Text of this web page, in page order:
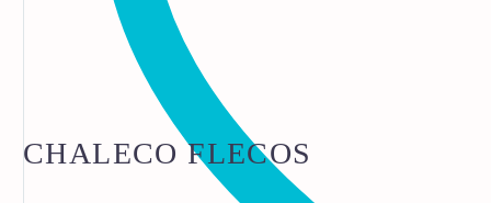
CHALECO FLECOS